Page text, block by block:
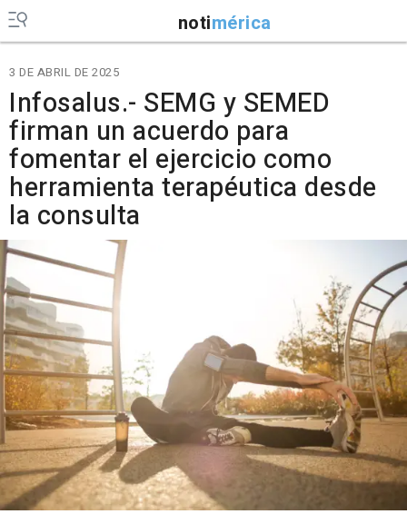
notimérica
3 DE ABRIL DE 2025
Infosalus.- SEMG y SEMED
firman un acuerdo para
fomentar el ejercicio como
herramienta terapéutica desde
la consulta